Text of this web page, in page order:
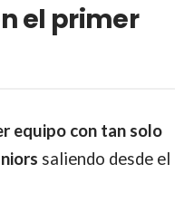
el primer
equipo con tan solo
saliendo desde el